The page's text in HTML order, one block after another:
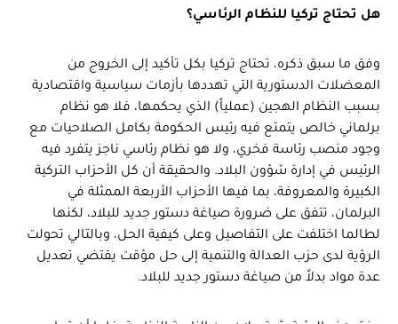
هل تحتاج تركيا للنظام الرئاسي؟
وفق ما سبق ذكره، تحتاج تركيا بكل تأكيد إلى الخروج من
المعضلات الدستورية التي تهددها بأزمات سياسية واقتصادية
بسبب النظام الهجين (عملياً) الذي يحكمها، فلا هو نظام
برلماني خالص يتمتع فيه رئيس الحكومة بكامل الصلاحيات مع
وجود منصب رئاسة فخري، ولا هو نظام رئاسي ناجز يتفرد فيه
الرئيس في إدارة شؤون البلاد. والحقيقة أن كل الأحزاب التركية
الكبيرة والمعروفة، بما فيها الأحزاب الأربعة الممثلة في
البرلمان، تتفق على ضرورة صياغة دستور جديد للبلاد، لكنها
لطالما اختلفت على التفاصيل وعلى كيفية الحل، وبالتالي تحولت
الرؤية لدى حزب العدالة والتنمية إلى حل مؤقت يقتضي تعديل
عدة مواد بدلاً من صياغة دستور جديد للبلاد.